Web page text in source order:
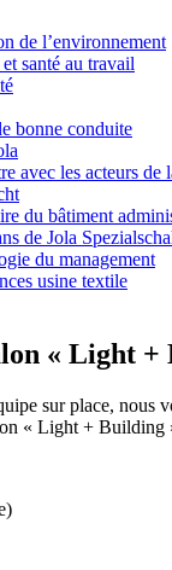
de l’environnement
santé au travail
bonne conduite
avec les acteurs de
du bâtiment
de Jola
du management
usine textile
« Light +
sur place, nous
« Light + Building